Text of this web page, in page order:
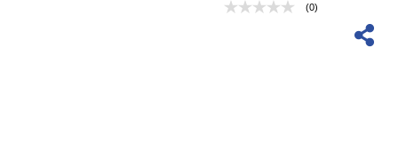
(0)